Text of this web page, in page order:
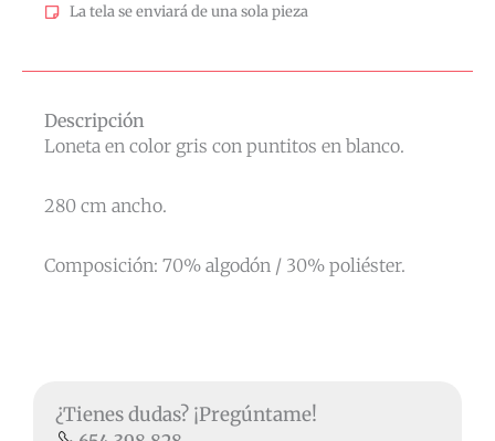
La tela se enviará de una sola pieza
Descripción
Loneta en color gris con puntitos en blanco.
280 cm ancho.
Composición: 70% algodón / 30% poliéster.
¿Tienes dudas? ¡Pregúntame!